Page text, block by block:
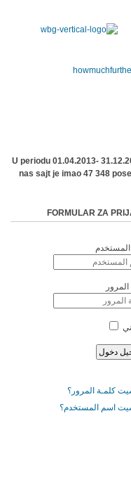
U periodu 01.04.2013-
nas sajt je imao 47 348
FORMULAR ZA
كلمـة المرور؟
اسم المستخدم؟